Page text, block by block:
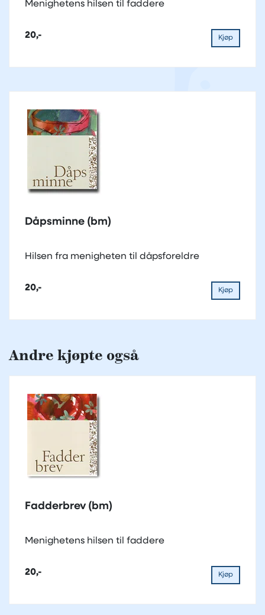
Menighetens hilsen til faddere
20,- Kjøp
Dåpsminne (bm)
Hilsen fra menigheten til dåpsforeldre
20,- Kjøp
Andre kjøpte også
Fadderbrev (bm)
Menighetens hilsen til faddere
20,- Kjøp